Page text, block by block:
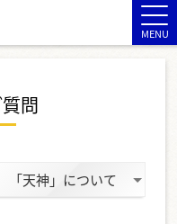
MENU
問
「天神」について